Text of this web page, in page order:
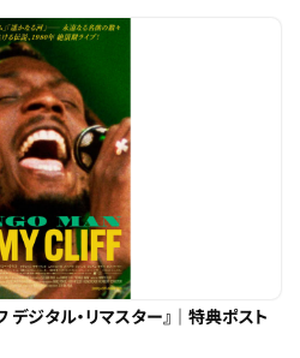
デジタル・リマスター』｜特典ポスト